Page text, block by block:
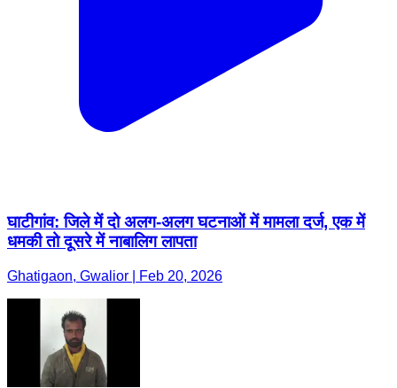
घाटीगांव: जिले में दो अलग-अलग घटनाओं में मामला दर्ज, एक में
धमकी तो दूसरे में नाबालिग लापता
Ghatigaon, Gwalior | Feb 20, 2026